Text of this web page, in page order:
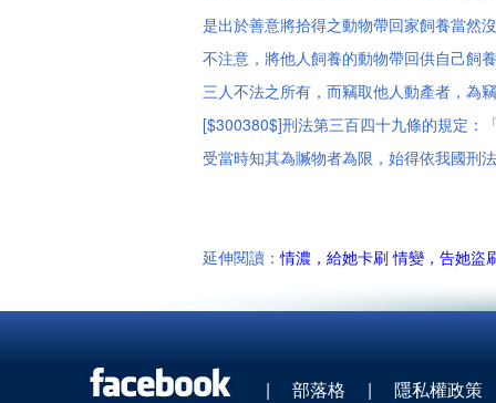
是出於善意將拾得之動物帶回家飼養當然
不注意，將他人飼養的動物帶回供自己飼
三人不法之所有，而竊取他人動產者，為
[$300380$]刑法第三百四十九條的規定：
受當時知其為贓物者為限，始得依我國刑
延伸閱讀：情濃，給她卡刷 情變，告她盜
| 部落格 | 隱私權政策